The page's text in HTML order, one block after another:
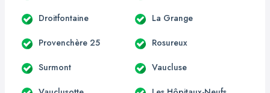
Droitfontaine La Grange
Provenchère 25 Rosureux
Surmont Vaucluse